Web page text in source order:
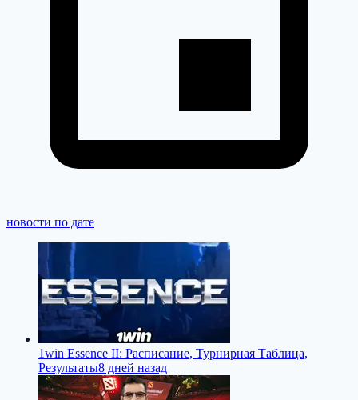
новости по дате
1win Essence II: Расписание, Турнирная Таблица,
Результаты8 дней назад